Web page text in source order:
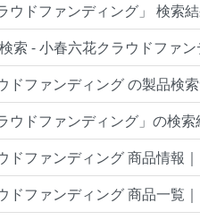
ウドファンディング」 検索
索 - 小春六花クラウドファ
ドファンディング の製品検
ウドファンディング」の検
ドファンディング 商品情報
ドファンディング 商品一覧